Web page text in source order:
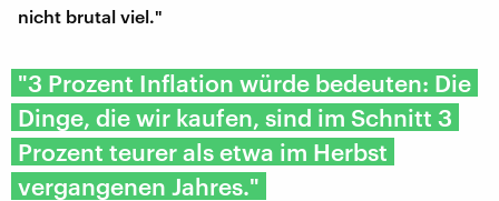
nicht brutal viel."
"3 Prozent Inflation würde bedeuten: Die
Dinge, die wir kaufen, sind im Schnitt 3
Prozent teurer als etwa im Herbst
vergangenen Jahres."